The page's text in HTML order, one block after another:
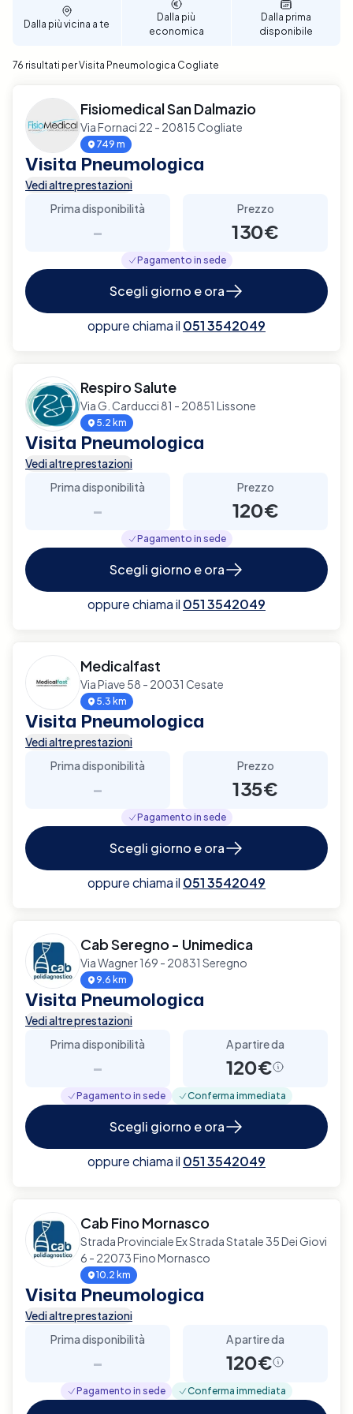
Dalla più vicina a te
Dalla più
economica
Dalla prima
disponibile
76 risultati per Visita Pneumologica Cogliate
Fisiomedical San Dalmazio
Via Fornaci 22 - 20815 Cogliate
749 m
Visita Pneumologica
Vedi altre prestazioni
Prima disponibilità
-
Prezzo
130€
Pagamento in sede
Scegli giorno e ora
oppure chiama il 051 3542049
Respiro Salute
Via G. Carducci 81 - 20851 Lissone
5.2 km
Visita Pneumologica
Vedi altre prestazioni
Prima disponibilità
-
Prezzo
120€
Pagamento in sede
Scegli giorno e ora
oppure chiama il 051 3542049
Medicalfast
Via Piave 58 - 20031 Cesate
5.3 km
Visita Pneumologica
Vedi altre prestazioni
Prima disponibilità
-
Prezzo
135€
Pagamento in sede
Scegli giorno e ora
oppure chiama il 051 3542049
Cab Seregno - Unimedica
Via Wagner 169 - 20831 Seregno
9.6 km
Visita Pneumologica
Vedi altre prestazioni
Prima disponibilità
-
A partire da
120€
Pagamento in sede Conferma immediata
Scegli giorno e ora
oppure chiama il 051 3542049
Cab Fino Mornasco
Strada Provinciale Ex Strada Statale 35 Dei Giovi
6 - 22073 Fino Mornasco
10.2 km
Visita Pneumologica
Vedi altre prestazioni
Prima disponibilità
-
A partire da
120€
Pagamento in sede Conferma immediata